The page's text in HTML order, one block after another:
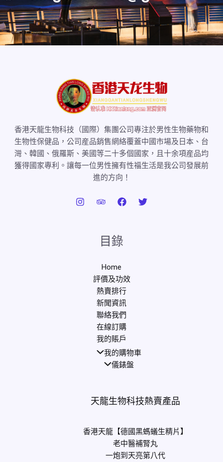
香港天龍生物科技（國際）集團公司專注於男性生物藥物和
生物性保健品，公司産品銷售網絡覆蓋中國市場及日本、台
灣、韓國、俄羅斯、美國等二十多個國家，且十余項産品均
獲得國家專利。讓每一位男性擁有性福生活是我公司發展前
進的方向！
目錄
Home
評價及功效
熱賣排行
新聞資訊
聯絡我們
在線訂購
我的賬戶
我的購物車
儀錶盤
天龍生物科技熱賣產品
香港天龍【德國黑螞蟻生精片】
老中醫補腎丸
一炮到天亮第八代